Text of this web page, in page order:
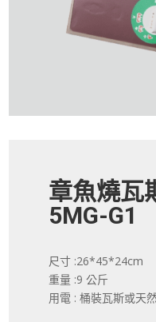
章魚燒瓦
5MG-G1
尺寸 :26*45*24cm
重量 :9 公斤
用電 : 桶裝瓦斯或天